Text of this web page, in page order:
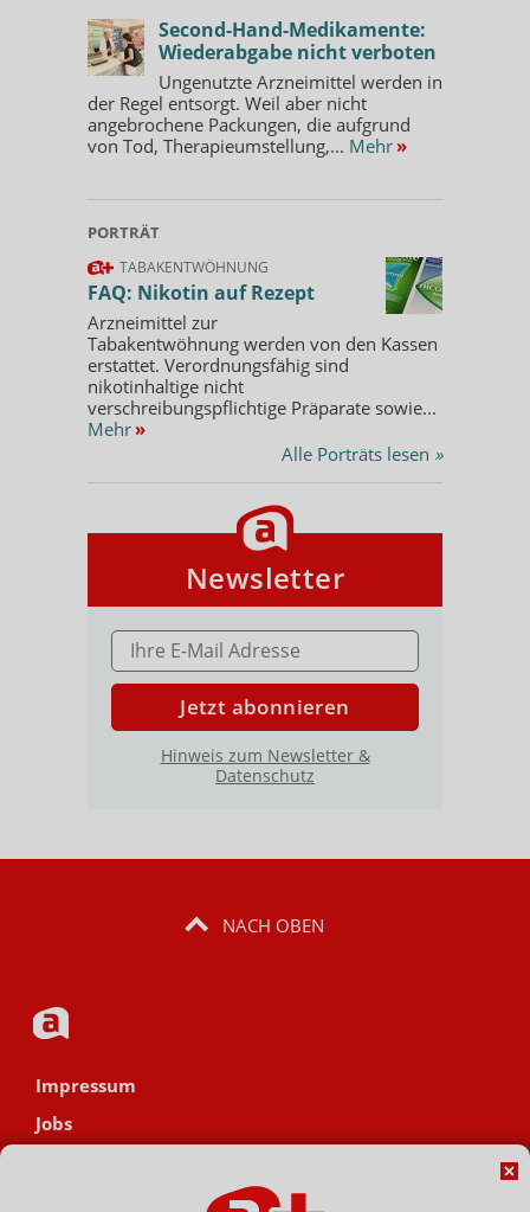
Second-Hand-Medikamente:
Wiederabgabe nicht verboten
Ungenutzte Arzneimittel werden in
der Regel entsorgt. Weil aber nicht
angebrochene Packungen, die aufgrund
von Tod, Therapieumstellung,... Mehr »
PORTRÄT
TABAKENTWÖHNUNG
FAQ: Nikotin auf Rezept
Arzneimittel zur
Tabakentwöhnung werden von den Kassen
erstattet. Verordnungsfähig sind
nikotinhaltige nicht
verschreibungspflichtige Präparate sowie...
Mehr »
Alle Porträts lesen »
Newsletter
E-MAIL ADRESSE
Jetzt abonnieren
Hinweis zum Newsletter &
Datenschutz
NACH OBEN
Impressum
Jobs